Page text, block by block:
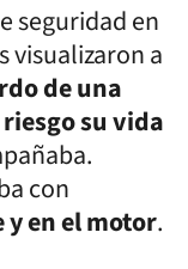
seguridad en
visualizaron a
de una
su vida
con
en el motor.